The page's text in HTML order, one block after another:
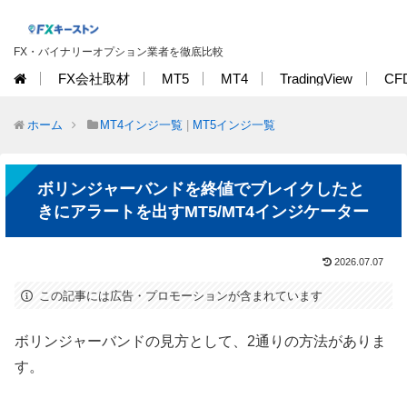
FX・バイナリーオプション業者を徹底比較
FX会社取材 MT5 MT4 TradingView
ホーム MT4インジ一覧 MT5インジ一覧
ボリンジャーバンドを終値でブレイクしたと
きにアラートを出すMT5/MT4インジケーター
2026.07.07
この記事には広告・プロモーションが含まれています
ボリンジャーバンドの見方として、2通りの方法がありま
す。